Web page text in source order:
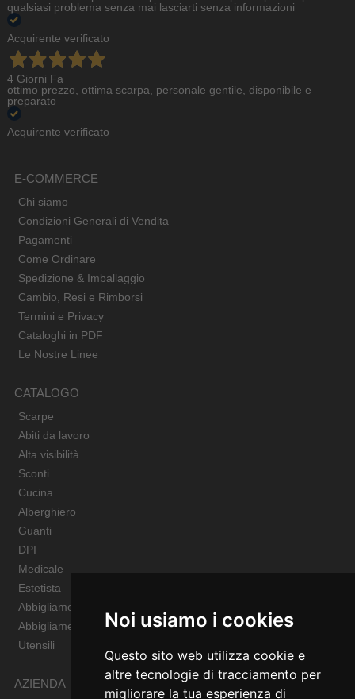
Noi usiamo i cookies
Questo sito web utilizza cookie e
altre tecnologie di tracciamento per
migliorare la tua esperienza di
qualsiasi problema senza mai lasciarti senza informazioni
Acquirente verificato
4 Giorni Fa
ottimo prezzo, ottima scarpa, personale gentile, disponibile e
preparato
Acquirente verificato
E-COMMERCE
Chi siamo
Condizioni Generali di Vendita
Pagamenti
Come Ordinare
Spedizione & Imballaggio
Cambio, Resi e Rimborsi
Termini e Privacy
Cataloghi in PDF
Le Nostre Linee
CATALOGO
Scarpe
Abiti da lavoro
Alta visibilità
Sconti
Cucina
Alberghiero
Guanti
DPI
Medicale
Estetista
Abbigliamento Sportivo
Abbigliamento Bambino
Utensili
AZIENDA